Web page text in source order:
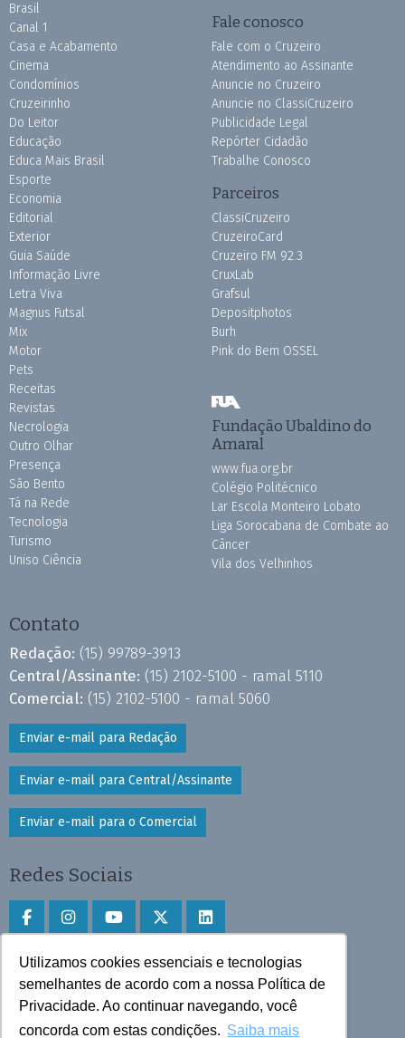
Utilizamos cookies essenciais e tecnologias
semelhantes de acordo com a nossa Política de
Privacidade. Ao continuar navegando, você
concorda com estas condições. Saiba mais
Brasil
Canal 1
Casa e Acabamento
Cinema
Condomínios
Cruzeirinho
Do Leitor
Educação
Educa Mais Brasil
Esporte
Economia
Editorial
Exterior
Guia Saúde
Informação Livre
Letra Viva
Magnus Futsal
Mix
Motor
Pets
Receitas
Revistas
Necrologia
Outro Olhar
Presença
São Bento
Tá na Rede
Tecnologia
Turismo
Uniso Ciência
Fale conosco
Fale com o Cruzeiro
Atendimento ao Assinante
Anuncie no Cruzeiro
Anuncie no ClassiCruzeiro
Publicidade Legal
Repórter Cidadão
Trabalhe Conosco
Parceiros
ClassiCruzeiro
CruzeiroCard
Cruzeiro FM 92.3
CruxLab
Grafsul
Depositphotos
Burh
Pink do Bem OSSEL
Fundação Ubaldino do
Amaral
www.fua.org.br
Colégio Politécnico
Lar Escola Monteiro Lobato
Liga Sorocabana de Combate ao
Câncer
Vila dos Velhinhos
Contato
Redação: (15) 99789-3913
Central/Assinante: (15) 2102-5100 - ramal 5110
Comercial: (15) 2102-5100 - ramal 5060
Enviar e-mail para Redação
Enviar e-mail para Central/Assinante
Enviar e-mail para o Comercial
Redes Sociais
Faça download do aplicativo
Play Store e App Store